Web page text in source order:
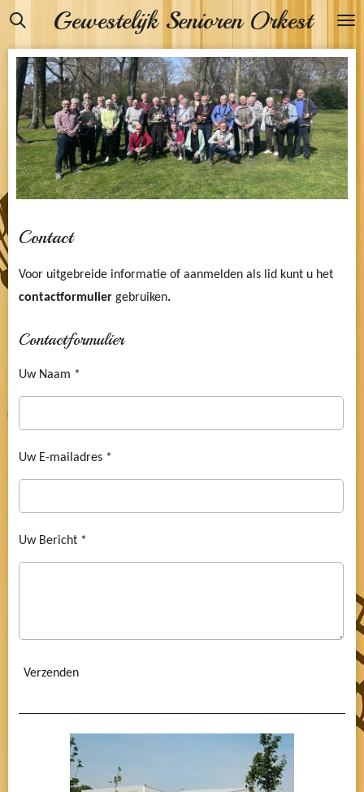
Ga
naar
de
hoofdinhoud
Gewestelijk Senioren Orkest
Contact
Voor uitgebreide informatie of aanmelden als lid kunt u het
contactformulier gebruiken.
Contactformulier
Uw Naam *
Uw E-mailadres *
Uw Bericht *
Verzenden